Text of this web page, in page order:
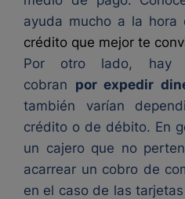
ayuda mucho a la hora
crédito que mejor te
Por otro lado, hay
cobran por expedir
también varían
crédito o de débito. En
un cajero que no
acarrear un cobro de
en el caso de las